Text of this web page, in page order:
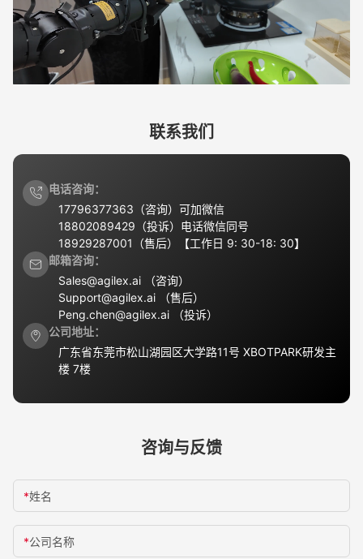
联系我们
电话咨询：
17796377363（咨询）可加微信
18802089429（投诉）电话微信同号
18929287001（售后）【工作日 9: 30-18: 30】
邮箱咨询：
Sales@agilex.ai （咨询）
Support@agilex.ai （售后）
Peng.chen@agilex.ai （投诉）
公司地址：
广东省东莞市松山湖园区大学路11号 XBOTPARK研发主
楼 7楼
咨询与反馈
*姓名
*公司名称